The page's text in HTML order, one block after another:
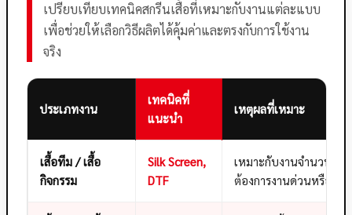
เปรียบเทียบเทคนิคสกรีนเสื้อที่เหมาะกับงานแต่ละแบบ
เพื่อช่วยให้เลือกวิธีผลิตได้คุ้มค่าและตรงกับการใช้งาน
จริง
ประเภทงาน
เทคนิคที่
แนะนำ
เหตุผลที่เหมาะ
เสื้อทีม / เสื้อ
กิจกรรม
Silk Screen,
DTF
เหมาะกับงานจำนวนม
ต้องการงานด่วนหรือลา